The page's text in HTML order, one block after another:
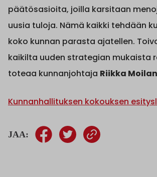
päätösasioita, joilla karsitaan
uusia tuloja. Nämä kaikki tehdään
koko kunnan parasta ajatellen.
kaikilta uuden strategian mukaista
toteaa kunnanjohtaja Riikka
Kunnanhallituksen kokouksen
JAA: